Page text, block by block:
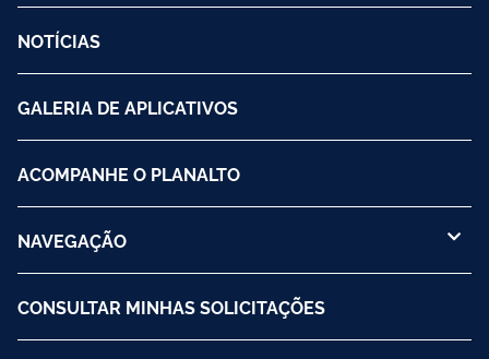
NOTÍCIAS
GALERIA DE APLICATIVOS
ACOMPANHE O PLANALTO
NAVEGAÇÃO
CONSULTAR MINHAS SOLICITAÇÕES